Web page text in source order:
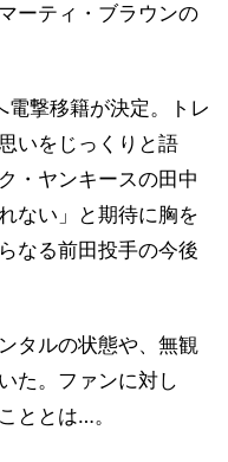
ーティ・ブラウンの
撃移籍が決定。トレ
いをじっくりと語
・ヤンキースの田中
ない」と期待に胸を
なる前田投手の今後
タルの状態や、無観
た。ファンに対し
ととは…。